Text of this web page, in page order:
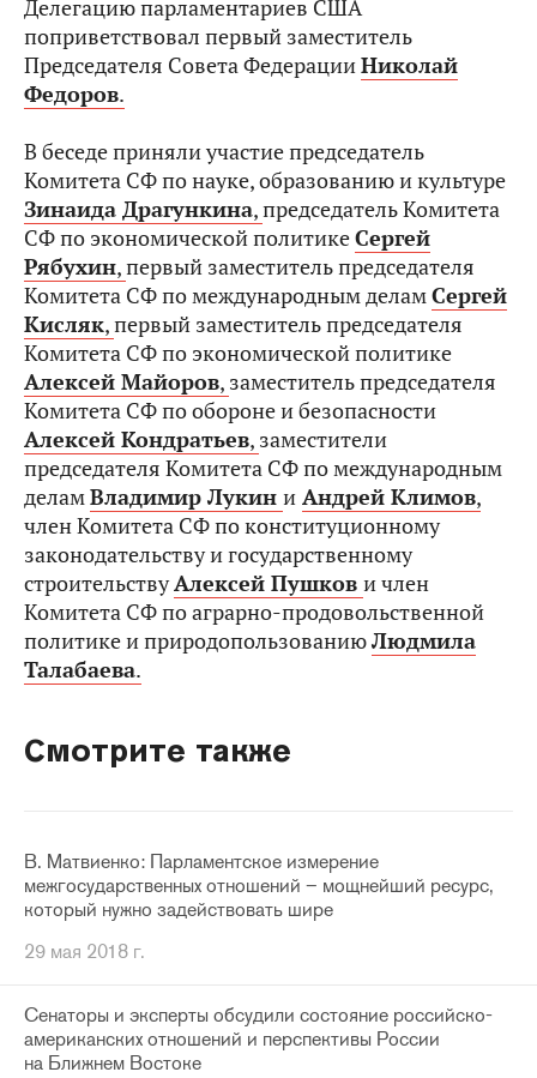
Делегацию парламентариев США
поприветствовал первый заместитель
Председателя Совета ФедерацииНиколай
Федоров.
В беседе приняли участие председатель
Комитета СФ по науке, образованию и культуре
Зинаида Драгункина,председатель Комитета
СФ по экономической политикеСергей
Рябухин,первый заместитель председателя
Комитета СФ по международным деламСергей
Кисляк,первый заместитель председателя
Комитета СФ по экономической политике
Алексей Майоров, заместитель председателя
Комитета СФ по обороне и безопасности
Алексей Кондратьев, заместители
председателя Комитета СФ по международным
деламВладимир Лукин и Андрей Климов,
член Комитета СФ по конституционному
законодательству и государственному
строительствуАлексей Пушков и член
Комитета СФ по аграрно-продовольственной
политике и природопользованиюЛюдмила
Талабаева.
Смотрите также
В. Матвиенко: Парламентское измерение
межгосударственных отношений – мощнейший ресурс,
который нужно задействовать шире
29 мая 2018 г.
Сенаторы и эксперты обсудили состояние российско-
американских отношений и перспективы России
на Ближнем Востоке